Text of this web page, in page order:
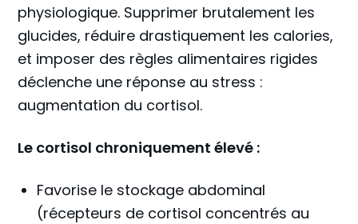
physiologique. Supprimer brutalement les
glucides, réduire drastiquement les calories,
et imposer des règles alimentaires rigides
déclenche une réponse au stress :
augmentation du cortisol.
Le cortisol chroniquement élevé :
Favorise le stockage abdominal
(récepteurs de cortisol concentrés au